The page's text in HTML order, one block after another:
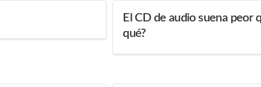
El CD de audio suena peor
qué?